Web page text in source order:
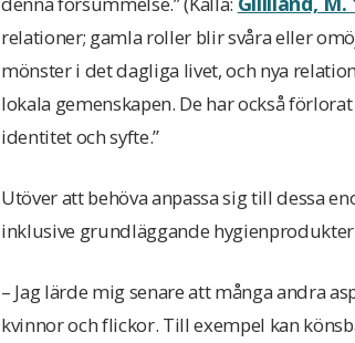
relationer; gamla roller blir svåra eller
mönster i det dagliga livet, och nya
lokala gemenskapen. De har också
identitet och syfte.”
Utöver att behöva anpassa sig till dessa
inklusive grundläggande
– Jag lärde mig senare att många andra
kvinnor och flickor. Till exempel kan